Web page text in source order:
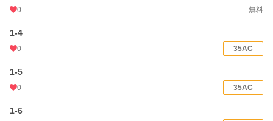
文字数(レンタル含む)
初回公開日時
初回完結日時
0 無料
1-4
0 35AC
1-5
0 35AC
1-6